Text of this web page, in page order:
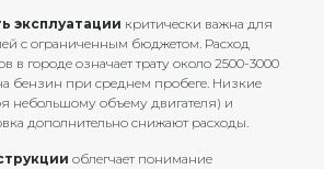
эксплуатации критически важна для
с ограниченным бюджетом. Расход
в городе означает трату около 2500-3000
бензин при среднем пробеге. Низкие
небольшому объему двигателя) и
дополнительно снижают расходы.
облегчает понимание